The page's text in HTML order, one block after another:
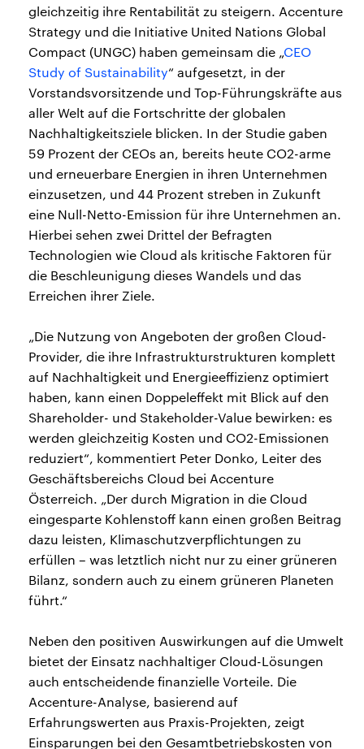
gleichzeitig ihre Rentabilität zu steigern. Accenture
Strategy und die Initiative United Nations Global
Compact (UNGC) haben gemeinsam die „CEO
Study of Sustainability“ aufgesetzt, in der
Vorstandsvorsitzende und Top-Führungskräfte aus
aller Welt auf die Fortschritte der globalen
Nachhaltigkeitsziele blicken. In der Studie gaben
59 Prozent der CEOs an, bereits heute CO2-arme
und erneuerbare Energien in ihren Unternehmen
einzusetzen, und 44 Prozent streben in Zukunft
eine Null-Netto-Emission für ihre Unternehmen an.
Hierbei sehen zwei Drittel der Befragten
Technologien wie Cloud als kritische Faktoren für
die Beschleunigung dieses Wandels und das
Erreichen ihrer Ziele.
„Die Nutzung von Angeboten der großen Cloud-
Provider, die ihre Infrastrukturstrukturen komplett
auf Nachhaltigkeit und Energieeffizienz optimiert
haben, kann einen Doppeleffekt mit Blick auf den
Shareholder- und Stakeholder-Value bewirken: es
werden gleichzeitig Kosten und CO2-Emissionen
reduziert“, kommentiert Peter Donko, Leiter des
Geschäftsbereichs Cloud bei Accenture
Österreich. „Der durch Migration in die Cloud
eingesparte Kohlenstoff kann einen großen Beitrag
dazu leisten, Klimaschutzverpflichtungen zu
erfüllen – was letztlich nicht nur zu einer grüneren
Bilanz, sondern auch zu einem grüneren Planeten
führt.“
Neben den positiven Auswirkungen auf die Umwelt
bietet der Einsatz nachhaltiger Cloud-Lösungen
auch entscheidende finanzielle Vorteile. Die
Accenture-Analyse, basierend auf
Erfahrungswerten aus Praxis-Projekten, zeigt
Einsparungen bei den Gesamtbetriebskosten von